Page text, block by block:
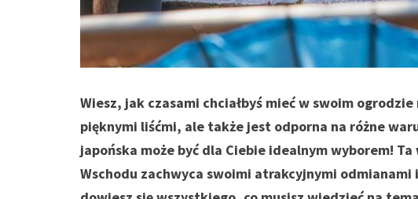
Wiesz, jak czasami chciałbyś mieć w swoim
pięknymi liśćmi, ale także jest odporna na różne
japońska może być dla Ciebie idealnym wyborem!
Wschodu zachwyca swoimi atrakcyjnymi